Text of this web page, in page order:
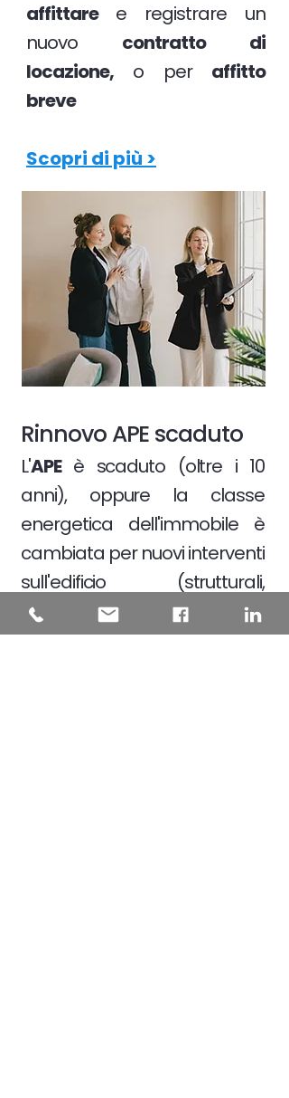
affittare e registrare un
nuovo contratto di
locazione, o peraffitto
breve
Scopri di più >
Rinnovo APE scaduto
L'APEè scaduto (oltre i 10
anni), oppure la classe
energetica dell'immobile è
cambiata per nuovi interventi
sull'edificio (strutturali,
impiantistici, cambio dei dati
catastali)